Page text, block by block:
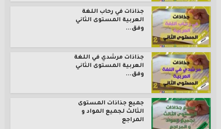
جذاذات في رحاب اللغة
العربية المستوى الثاني
وفق...
جذاذات مرشدي في اللغة
العربية المستوى الثاني
وفق...
جميع جذاذات المستوى
الثالث لجميع المواد و
المراجع